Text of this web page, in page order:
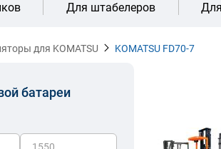
Для штабелеров
для KOMATSU KOMATSU FD70-7
батареи